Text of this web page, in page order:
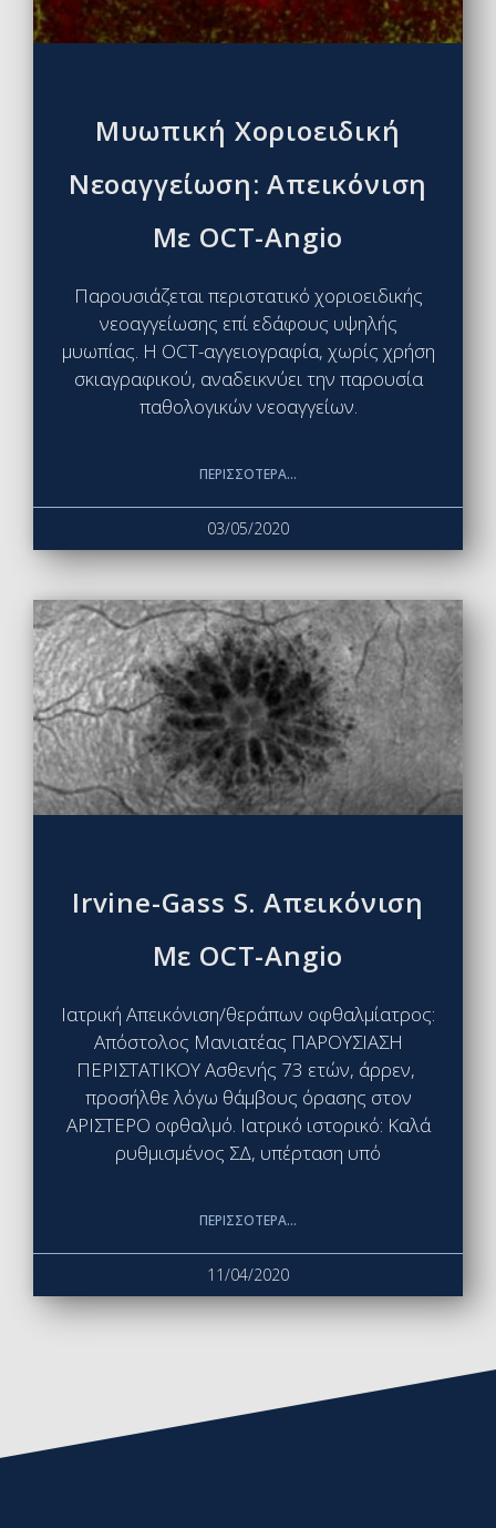
Μυωπική Χοριοειδική
Νεοαγγείωση: Απεικόνιση
Με OCT-Angio
Παρουσιάζεται περιστατικό χοριοειδικής
νεοαγγείωσης επί εδάφους υψηλής
μυωπίας. Η OCT-αγγειογραφία, χωρίς χρήση
σκιαγραφικού, αναδεικνύει την παρουσία
παθολογικών νεοαγγείων.
ΠΕΡΙΣΣΌΤΕΡΑ...
03/05/2020
Irvine-Gass S. Απεικόνιση
Με OCT-Angio
Ιατρική Απεικόνιση/θεράπων οφθαλμίατρος:
Απόστολος Μανιατέας ΠΑΡΟΥΣΙΑΣΗ
ΠΕΡΙΣΤΑΤΙΚΟΥ Ασθενής 73 ετών, άρρεν,
προσήλθε λόγω θάμβους όρασης στον
ΑΡΙΣΤΕΡΟ οφθαλμό. Ιατρικό ιστορικό: Καλά
ρυθμισμένος ΣΔ, υπέρταση υπό
ΠΕΡΙΣΣΌΤΕΡΑ...
11/04/2020